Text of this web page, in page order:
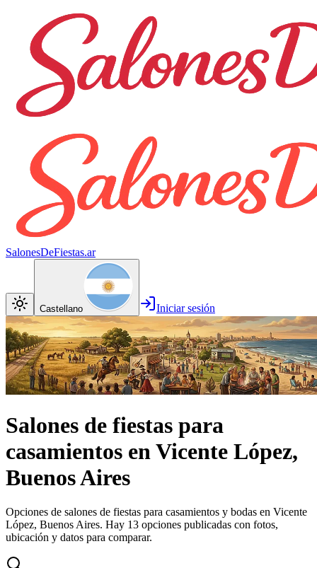
SalonesDeFiestas.ar
Castellano Iniciar sesión
Salones de fiestas para
casamientos en Vicente López,
Buenos Aires
Opciones de salones de fiestas para casamientos y bodas en Vicente
López, Buenos Aires. Hay 13 opciones publicadas con fotos,
ubicación y datos para comparar.